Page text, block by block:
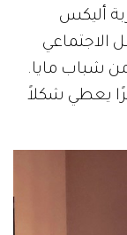
أليكس
الاجتماعي
شباب مايا.
يعطي شكلاً